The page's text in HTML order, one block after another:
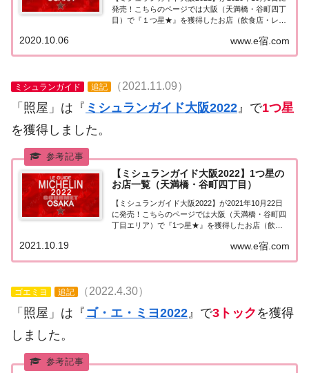
発売！こちらのページでは大阪（天満橋・谷町四丁
目）で『１つ星★』を獲得したお店（飲食店・レス
大阪2021『1つ星』ミシュランガイド大阪2021「天
満橋・谷町四丁目」で「１つ星★」...
www.e宿.com
2020.10.06
ミシュランガイド 追記 （2021.11.09）
「照屋」は『 ミシュランガイド大阪2022 』で1つ星
を獲得しました。
【ミシュランガイド大阪2022】1つ星の
お店一覧（天満橋・谷町四丁目）
【ミシュランガイド大阪2022】が2021年10月22日
に発売！こちらのページでは大阪（天満橋・谷町四
丁目エリア）で『1つ星★』を獲得したお店（飲食
ンガイド大阪2022『1つ星』ミシュランガイド大阪
www.e宿.com
2021.10.19
ゴエミヨ 追記 （2022.4.30）
「照屋」は『 ゴ・エ・ミヨ2022 』で3トック を獲得
しました。